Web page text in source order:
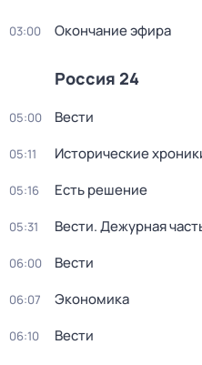
03:00 Окончание эфира
Россия 24
05:00 Вести
05:11 Исторические
05:16 Есть решение
05:31 Вести. Дежурная
06:00 Вести
06:07 Экономика
06:10 Вести